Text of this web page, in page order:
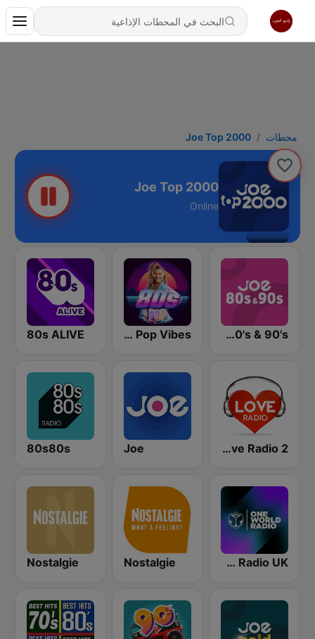
محطات Joe Top 2000
Joe Top 2000
Online
Joe 80's & 90's
80s Pop Vibes
80s ALIVE
2 Love Radio
Joe
80s80s
Tomorrowland One World Radio UK
Nostalgie
Nostalgie